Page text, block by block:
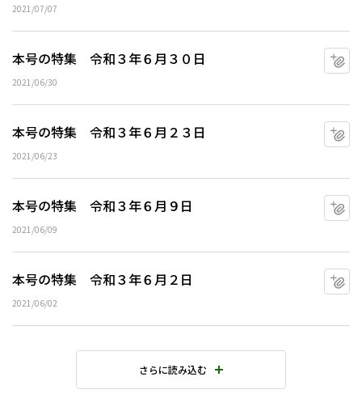
2021/07/07
本号の特集 令和３年６月３０日
2021/06/30
本号の特集 令和３年６月２３日
2021/06/23
本号の特集 令和３年６月９日
2021/06/09
本号の特集 令和３年６月２日
2021/06/02
さらに読み込む